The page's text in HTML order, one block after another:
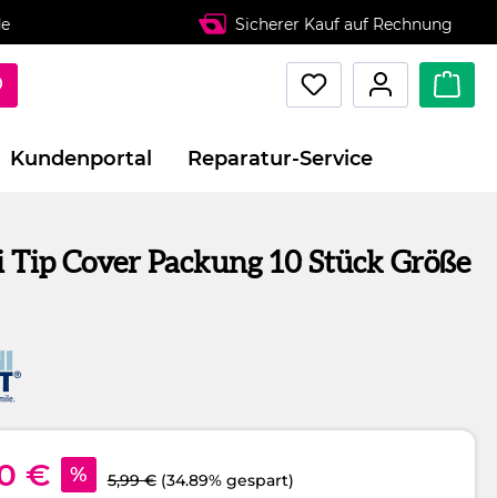
Sicherer Kauf auf Rechnung
Kundenportal Reparatur-Service
Cover Packung 10 Stück Größe
€ % 5,99 € (34.89% gespart)